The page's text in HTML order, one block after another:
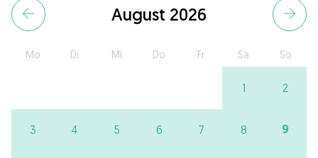
August 2026
Mo Di Mi Do Fr Sa So
1 2
3 4 5 6 7 8 9